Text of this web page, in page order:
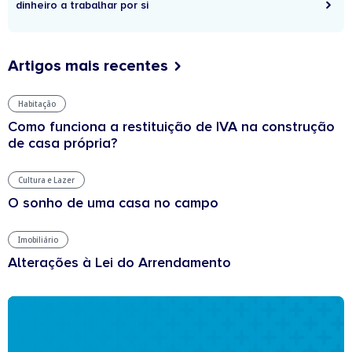
dinheiro a trabalhar por si
Artigos mais recentes
Habitação
Como funciona a restituição de IVA na construção
de casa própria?
Cultura e Lazer
O sonho de uma casa no campo
Imobiliário
Alterações à Lei do Arrendamento